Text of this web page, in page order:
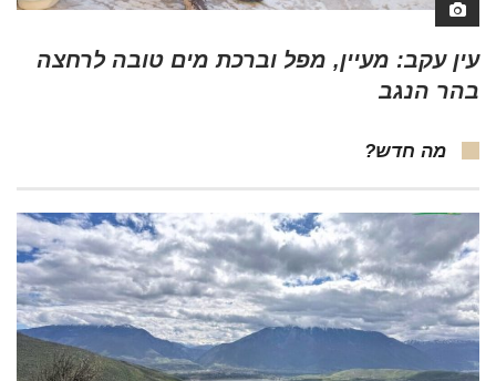
עין עקב: מעיין, מפל וברכת מים טובה לרחצה
בהר הנגב
מה חדש?